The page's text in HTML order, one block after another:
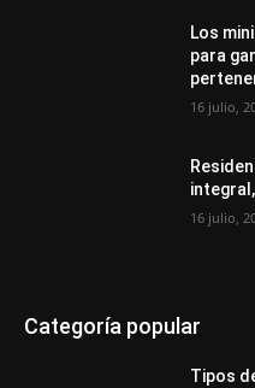
Los
para
16 julio,
16 julio,
Categoría popular
Tipos